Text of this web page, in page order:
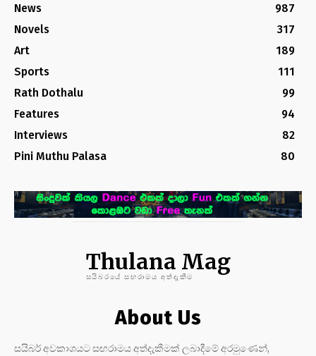
News
987
Novels
317
Art
189
Sports
111
Rath Dothalu
99
Features
94
Interviews
82
Pini Muthu Palasa
80
Thulana Mag
සයිබරයේ සඟරාමය අත්දැකීම
About Us
සයිබර් අවකාශයට සඟරාමය අත්දැකීමක් ලබාදීමේ අරමුණෙන්,